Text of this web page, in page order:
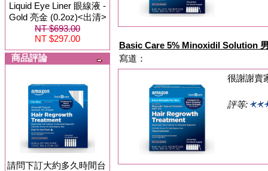
Liquid Eye Liner 眼線液 -
Gold 亮金 (0.2oz)<出清>
NT $693.00
NT $297.00
商品評論
請問下訂大約多久時間台
Basic Care 5% Minoxidil Solution
寫道：
很謝謝賣
評等: